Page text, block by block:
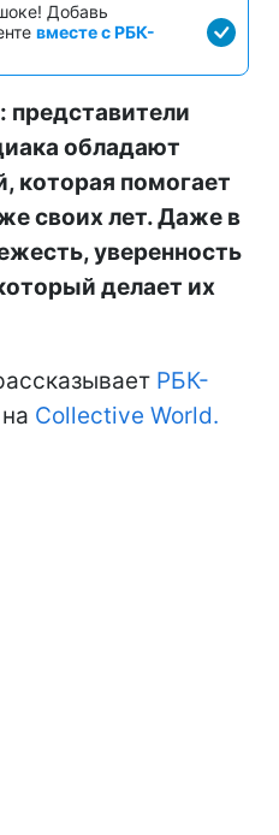
Добавь
вместе с РБК-
представители
обладают
которая помогает
своих лет. Даже в
уверенность
делает их
РБК-
Collective World.